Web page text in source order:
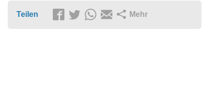
Teilen Mehr